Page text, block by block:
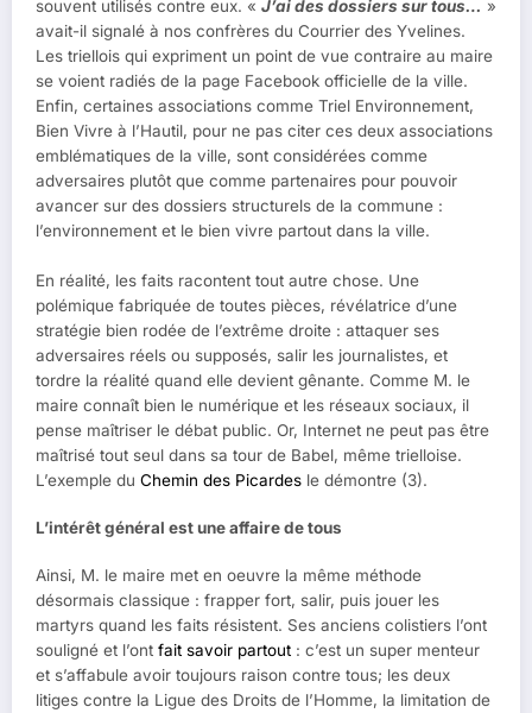
souvent utilisés contre eux. « J’ai des dossiers sur tous… »
avait-il signalé à nos confrères du Courrier des Yvelines.
Les triellois qui expriment un point de vue contraire au maire
se voient radiés de la page Facebook officielle de la ville.
Enfin, certaines associations comme Triel Environnement,
Bien Vivre à l’Hautil, pour ne pas citer ces deux associations
emblématiques de la ville, sont considérées comme
adversaires plutôt que comme partenaires pour pouvoir
avancer sur des dossiers structurels de la commune :
l’environnement et le bien vivre partout dans la ville.
En réalité, les faits racontent tout autre chose. Une
polémique fabriquée de toutes pièces, révélatrice d’une
stratégie bien rodée de l’extrême droite : attaquer ses
adversaires réels ou supposés, salir les journalistes, et
tordre la réalité quand elle devient gênante. Comme M. le
maire connaît bien le numérique et les réseaux sociaux, il
pense maîtriser le débat public. Or, Internet ne peut pas être
maîtrisé tout seul dans sa tour de Babel, même trielloise.
L’exemple du Chemin des Picardes le démontre (3).
L’intérêt général est une affaire de tous
Ainsi, M. le maire met en oeuvre la même méthode
désormais classique : frapper fort, salir, puis jouer les
martyrs quand les faits résistent. Ses anciens colistiers l’ont
souligné et l’ont fait savoir partout : c’est un super menteur
et s’affabule avoir toujours raison contre tous; les deux
litiges contre la Ligue des Droits de l’Homme, la limitation de